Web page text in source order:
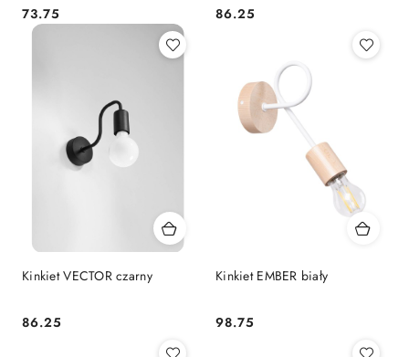
Cena:
73.75 Cena:
86.25
Kinkiet VECTOR czarny
Cena:
86.25
Kinkiet EMBER biały
Cena:
98.75